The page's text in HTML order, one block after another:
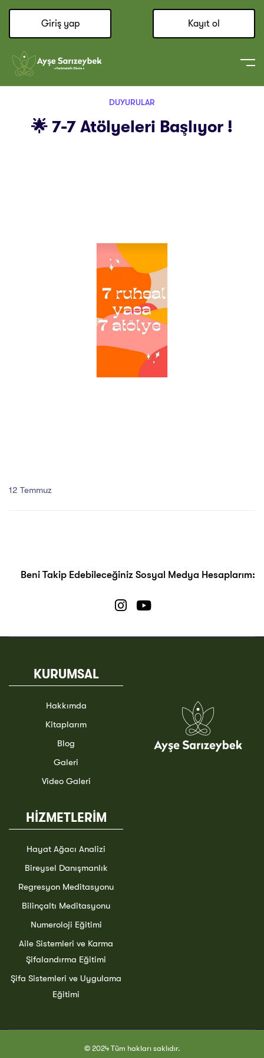
Giriş yap Kayıt ol
DUYURULAR
🌟 7-7 Atölyeleri Başlıyor !
12 Temmuz
Beni Takip Edebileceğiniz Sosyal Medya Hesaplarım:
KURUMSAL
Hakkımda
Kitaplarım
Blog
Galeri
Video Galeri
HİZMETLERİM
Hayat Ağacı Analizi
Bireysel Danışmanlık
Regresyon Meditasyonu
Bilinçaltı Meditasyonu
Numeroloji Eğitimi
Aile Sistemleri ve Karma
Şifalandırma Eğitimi
Şifa Sistemleri ve Uygulama
Eğitimi
© 2024 Tüm hakları saklıdır.